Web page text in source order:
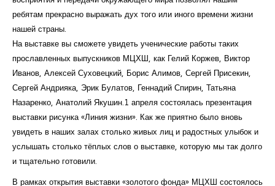
ребятам прекрасно выражать дух того или иного времени жизни
нашей страны.
На выставке вы сможете увидеть ученические работы таких
прославленных выпускников МЦХШ, как Гелий Коржев, Виктор
Иванов, Алексей Суховецкий, Борис Алимов, Сергей Присекин,
Сергей Андрияка, Эрик Булатов, Геннадий Спирин, Татьяна
Назаренко, Анатолий Якушин.1 апреля состоялась презентация
выставки рисунка «Линия жизни». Как же приятно было вновь
увидеть в наших залах столько живых лиц и радостных улыбок и
услышать столько тёплых слов о выставке, которую мы так долго
и тщательно готовили.
В рамках открытия выставки «золотого фонда» МЦХШ состоялось